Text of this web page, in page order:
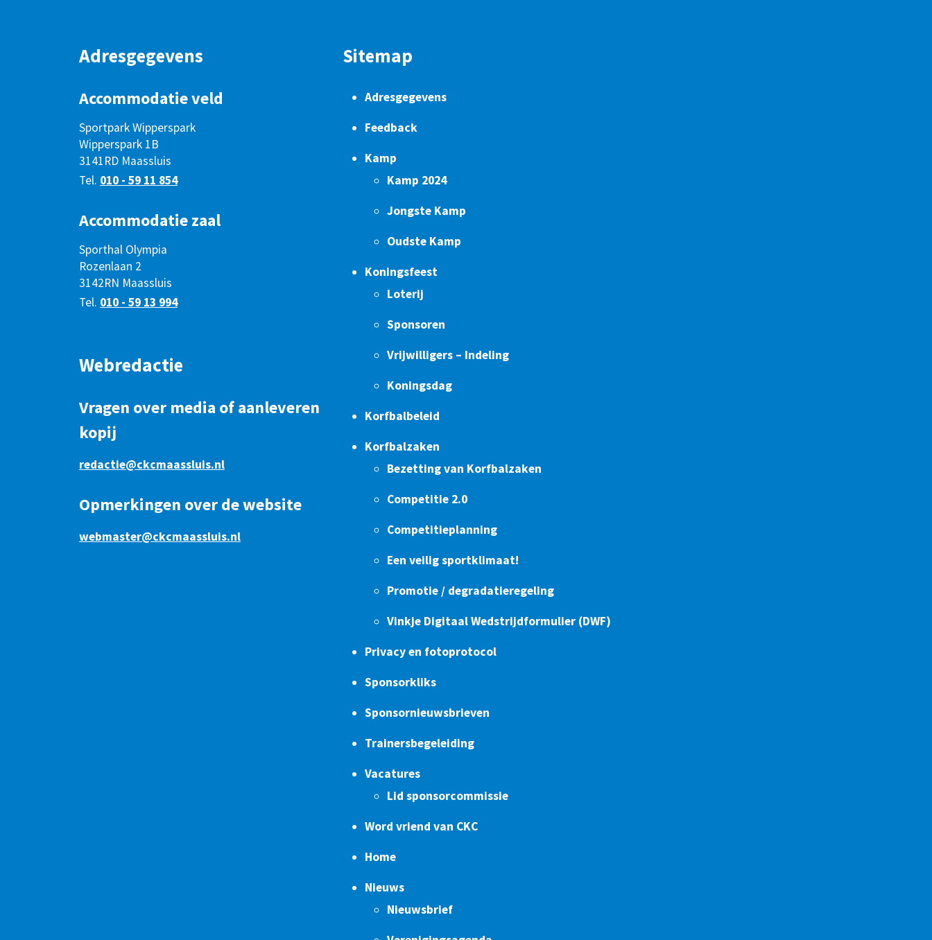
Adresgegevens
Accommodatie veld
Sportpark Wipperspark
Wipperspark 1B
3141RD Maassluis
Tel. 010 - 59 11 854
Accommodatie zaal
Sporthal Olympia
Rozenlaan 2
3142RN Maassluis
Tel. 010 - 59 13 994
Webredactie
Vragen over media of aanleveren
kopij
redactie@ckcmaassluis.nl
Opmerkingen over de website
webmaster@ckcmaassluis.nl
Sitemap
Adresgegevens
Feedback
Kamp
Kamp 2024
Jongste Kamp
Oudste Kamp
Koningsfeest
Loterij
Sponsoren
Vrijwilligers – Indeling
Koningsdag
Korfbalbeleid
Korfbalzaken
Bezetting van Korfbalzaken
Competitie 2.0
Competitieplanning
Een veilig sportklimaat!
Promotie / degradatieregeling
Vinkje Digitaal Wedstrijdformulier (DWF)
Privacy en fotoprotocol
Sponsorkliks
Sponsornieuwsbrieven
Trainersbegeleiding
Vacatures
Lid sponsorcommissie
Word vriend van CKC
Home
Nieuws
Nieuwsbrief